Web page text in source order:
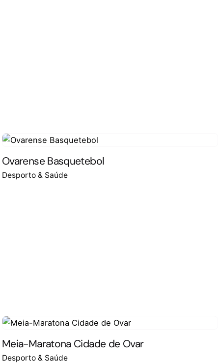
Ovarense Basquetebol
Desporto & Saúde
Meia-Maratona Cidade de Ovar
Desporto & Saúde